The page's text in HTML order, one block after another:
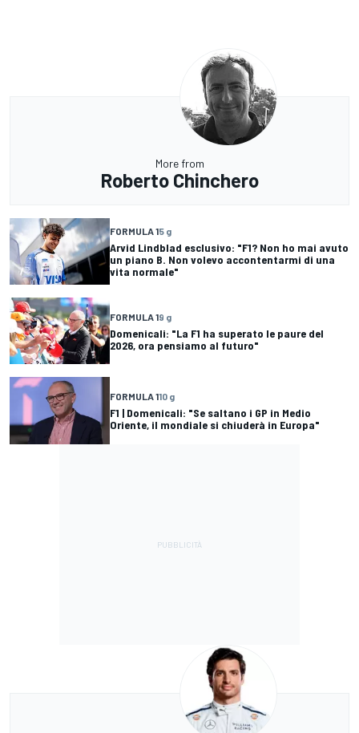
More from
Roberto Chinchero
FORMULA 15 g
Arvid Lindblad esclusivo: "F1? Non ho mai avuto
un piano B. Non volevo accontentarmi di una
vita normale"
FORMULA 19 g
Domenicali: "La F1 ha superato le paure del
2026, ora pensiamo al futuro"
FORMULA 110 g
F1 | Domenicali: "Se saltano i GP in Medio
Oriente, il mondiale si chiuderà in Europa"